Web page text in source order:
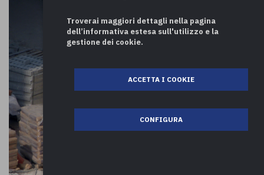
Troverai maggiori dettagli nella pagina
dell’informativa estesa sull'utilizzo e la
gestione dei cookie.
ACCETTA I COOKIE
CONFIGURA